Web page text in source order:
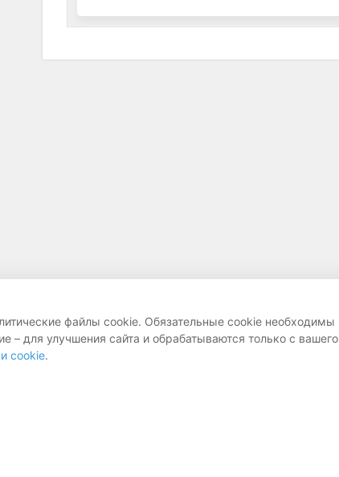
оферта
Политика обработки cookie
mail@legat.by
файлы cookie. Обязательные cookie необходимы
– для улучшения сайта и обрабатываются только с вашего
cookie.